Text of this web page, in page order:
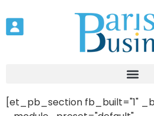
[et_pb_section fb_built="1"